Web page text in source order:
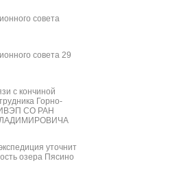
совета
совета 29
с кончиной
Горно-
ИВЭП СО РАН
уточнит
озера Пясино